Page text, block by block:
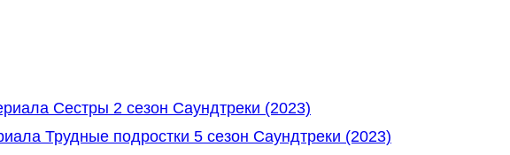
Сестры 2 сезон Саундтреки (2023)
Трудные подростки 5 сезон Саундтреки (2023)